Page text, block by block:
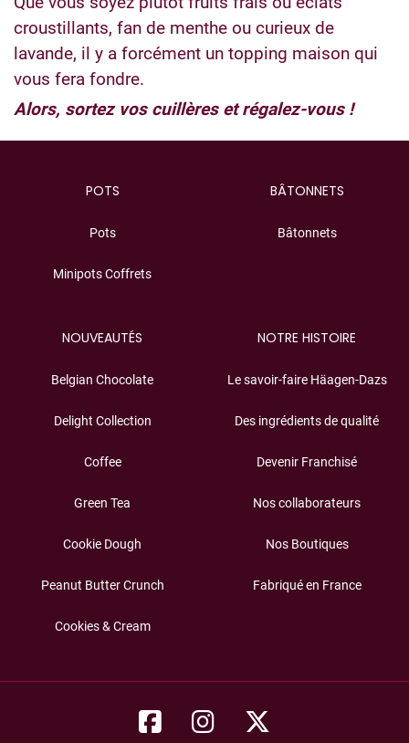
croustillants, fan de menthe ou curieux de
lavande, il y a forcément un topping maison qui
vous fera fondre.
Alors, sortez vos cuillères et régalez-vous !
POTS
Pots
Minipots Coffrets
BÂTONNETS
Bâtonnets
NOUVEAUTÉS
Belgian Chocolate
Delight Collection
Coffee
Green Tea
Cookie Dough
Peanut Butter Crunch
Cookies & Cream
NOTRE HISTOIRE
Le savoir-faire Häagen-Dazs
Des ingrédients de qualité
Devenir Franchisé
Nos collaborateurs
Nos Boutiques
Fabriqué en France